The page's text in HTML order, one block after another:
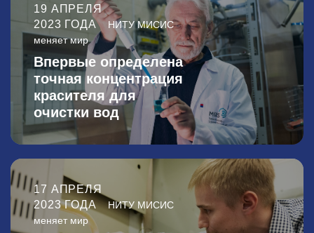
19 АПРЕЛЯ
2023 ГОДА
НИТУ МИСИС
меняет мир
Впервые определена
точная концентрация
красителя для
очистки вод
17 АПРЕЛЯ
2023 ГОДА
НИТУ МИСИС
меняет мир